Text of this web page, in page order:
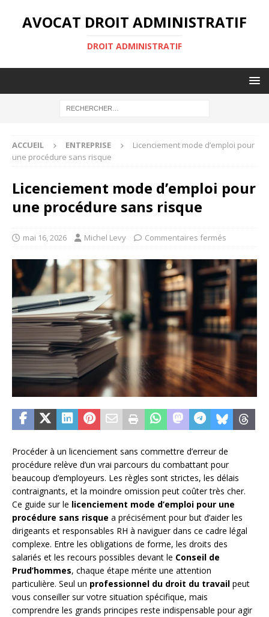
AVOCAT DROIT ADMINISTRATIF
DROIT ADMINISTRATIF
ACCUEIL ENTREPRISE
Licenciement mode d’emploi pour
une procédure sans risque
Licenciement mode d’emploi pour
une procédure sans risque
mai 16, 2026 Michel Levy Commentaires fermés
Procéder à un licenciement sans commettre d’erreur de
procédure relève d’un vrai parcours du combattant pour
beaucoup d’employeurs. Les règles sont strictes, les délais
contraignants, et la moindre omission peut coûter très cher.
Ce guide sur le licenciement mode d’emploi pour une
procédure sans risque a précisément pour but d’aider les
dirigeants et responsables RH à naviguer dans ce cadre légal
complexe. Entre les obligations de forme, les droits des
salariés et les recours possibles devant le Conseil de
Prud’hommes, chaque étape mérite une attention
particulière. Seul un professionnel du droit du travail peut
vous conseiller sur votre situation spécifique, mais
comprendre les grands principes reste indispensable pour agir